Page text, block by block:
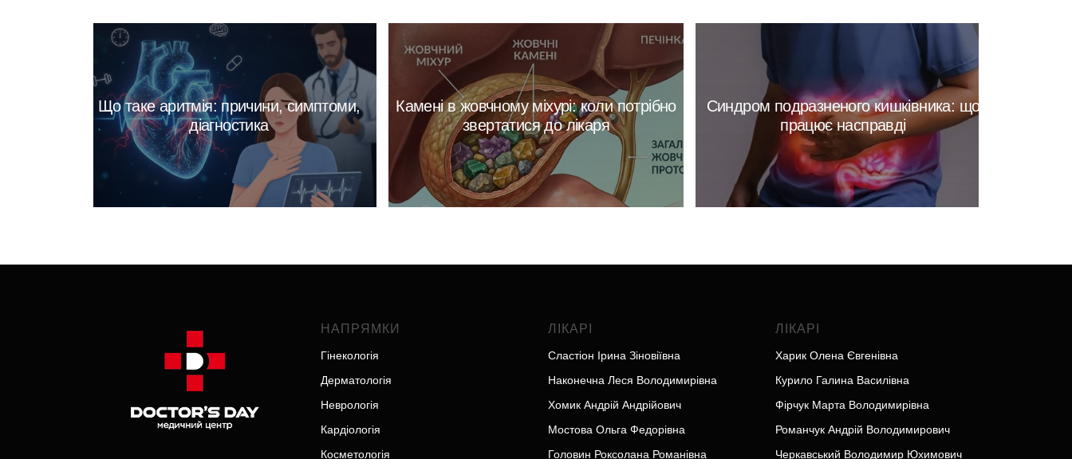
Що таке аритмія: причини, симптоми,
діагностика
Камені в жовчному міхурі: коли потрібно
звертатися до лікаря
Синдром подразненого кишківника: що
працює насправді
НАПРЯМКИ
Гінекологія
Дерматологія
Неврологія
Кардіологія
Косметологія
ЛІКАРІ
Сластіон Ірина Зіновіївна
Наконечна Леся Володимирівна
Хомик Андрій Андрійович
Мостова Ольга Федорівна
Головин Роксолана Романівна
ЛІКАРІ
Харик Олена Євгенівна
Курило Галина Василівна
Фірчук Марта Володимирівна
Романчук Андрій Володимирович
Черкавський Володимир Юхимович